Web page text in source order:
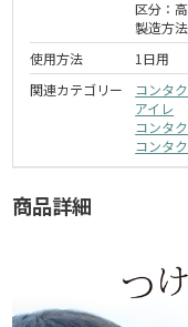
区分：
製造方
使用方法
1日用
関連カテゴリー
コンタ
アイレ
コンタ
コンタ
商品詳細